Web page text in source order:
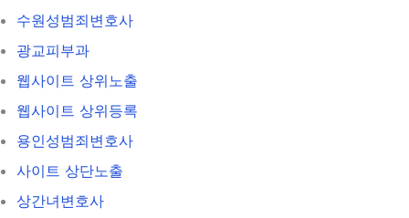
수원성범죄변호사
광교피부과
웹사이트 상위노출
웹사이트 상위등록
용인성범죄변호사
사이트 상단노출
상간녀변호사